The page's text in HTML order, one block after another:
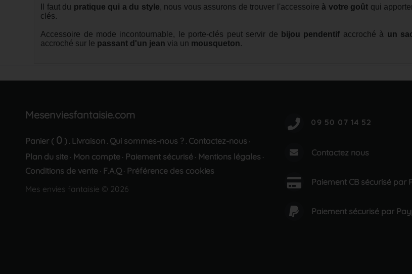
Il faut du pratique qui a du style, nous vous assurons de trouver l'accessoire à votre goût qui
clés.
Accessoire de mode incontournable, le porte-clés peut servir de bijou pendentif accroché à un
accroché sur le passant d'un jean via un mousqueton.
Mesenviesfantaisie.com
Panier ( 0 ) . Livraison . Qui sommes-nous ? . Contactez-nous ·
Plan du site · Mon compte · Paiement sécurisé · Mentions légales ·
Conditions de vente · F.A.Q · Préférence des cookies
Mes envies fantaisie © 2026
Contactez nous
Paiement CB sécurisé par
Paiement sécurisé par